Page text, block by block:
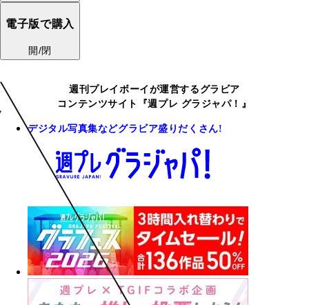
電子版で購入
開/閉
週刊プレイボーイが運営するグラビア
コンテンツサイト『週プレ グラジャパ！』
デジタル写真集などグラビア盛りだくさん!